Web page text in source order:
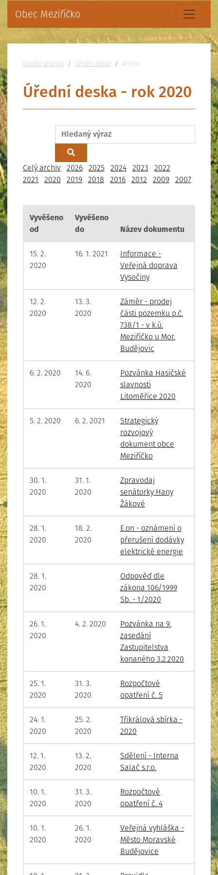
Obec Meziříčko
Nacházíte se:
Úvodní stránka Úřední deska Archiv
Úřední deska - rok 2020
Filtrovat:
Celý archiv 2026 2025 2024 2023 2022
2021
2020 2019 2018 2016 2012 2009 2007
Vyvěšeno
od
Vyvěšeno
do
Název dokumentu
15. 2.
2020
16. 1. 2021
Informace -
Veřejná doprava
Vysočiny
12. 2.
2020
13. 3.
2020
Záměr - prodej
části pozemku p.č.
738/1 - v k.ú.
Meziříčko u Mor.
Budějovic
6. 2. 2020
14. 6.
2020
Pozvánka Hasičské
slavnosti
Litoměřice 2020
5. 2. 2020 6. 2. 2021
Strategický
rozvojový
dokument obce
Meziříčko
30. 1.
2020
31. 1.
2020
Zpravodaj
senátorky Hany
Žákové
28. 1.
2020
18. 2.
2020
E.on - oznámení o
přerušení dodávky
elektrické energie
28. 1.
2020
Odpověď dle
zákona 106/1999
Sb. - 1/2020
26. 1.
2020
4. 2. 2020
Pozvánka na 9.
zasedání
Zastupitelstva
konaného 3.2.2020
25. 1.
2020
31. 3.
2020
Rozpočtové
opatření č. 5
24. 1.
2020
25. 2.
2020
Tříkrálová sbírka -
2020
12. 1.
2020
13. 2.
2020
Sdělení - Interna
Salač s.r.o.
10. 1.
2020
31. 3.
2020
Rozpočtové
opatření č. 4
10. 1.
2020
26. 1.
2020
Veřejná vyhláška -
Město Moravské
Budějovice